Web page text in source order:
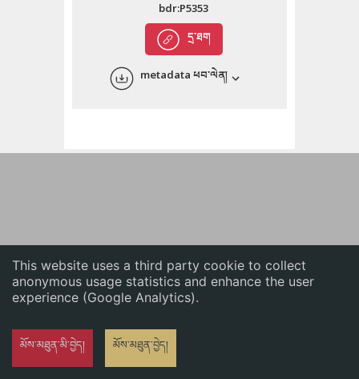
This website uses a third party cookie to collect
anonymous usage statistics and enhance the user
experience (Google Analytics).
མོས་མཐུན་མི་བྱེད། མོས་མཐུན་བྱེད།
English
དྲ་ཐག
bdr:P5353
metadata ཕབ་ལེན།